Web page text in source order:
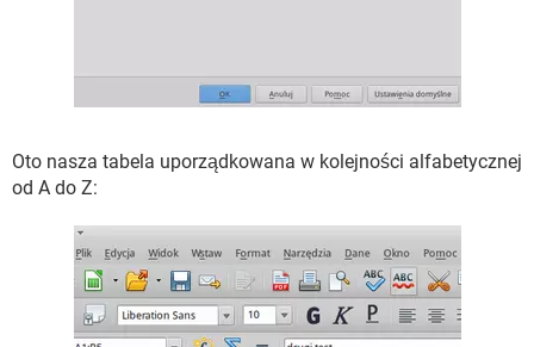
Oto nasza tabela uporządkowana w kolejności alfabetycznej
od A do Z: